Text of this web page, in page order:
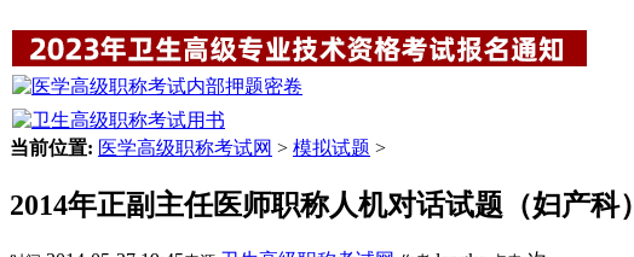
当前位置: 医学高级职称考试网 > 模拟试题 >
2014年正副主任医师职称人机对话试题（妇产科）